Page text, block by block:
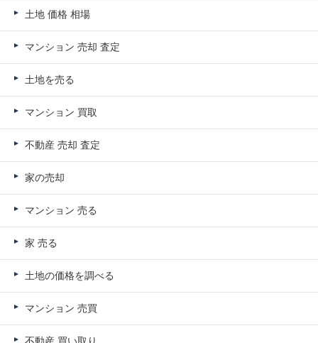
土地 価格 相場
マンション 売却 査定
土地を売る
マンション 買取
不動産 売却 査定
家の売却
マンション 売る
家 売る
土地の価格を調べる
マンション 売買